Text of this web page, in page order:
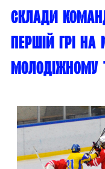
Склади
першій грі
молодіжному